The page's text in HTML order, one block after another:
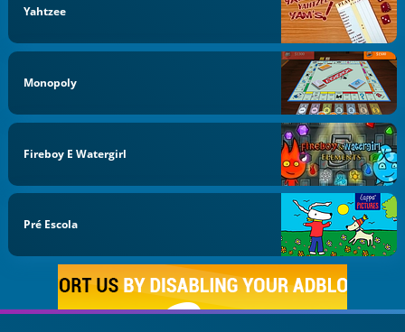
Yahtzee
Monopoly
Fireboy E Watergirl
Pré Escola